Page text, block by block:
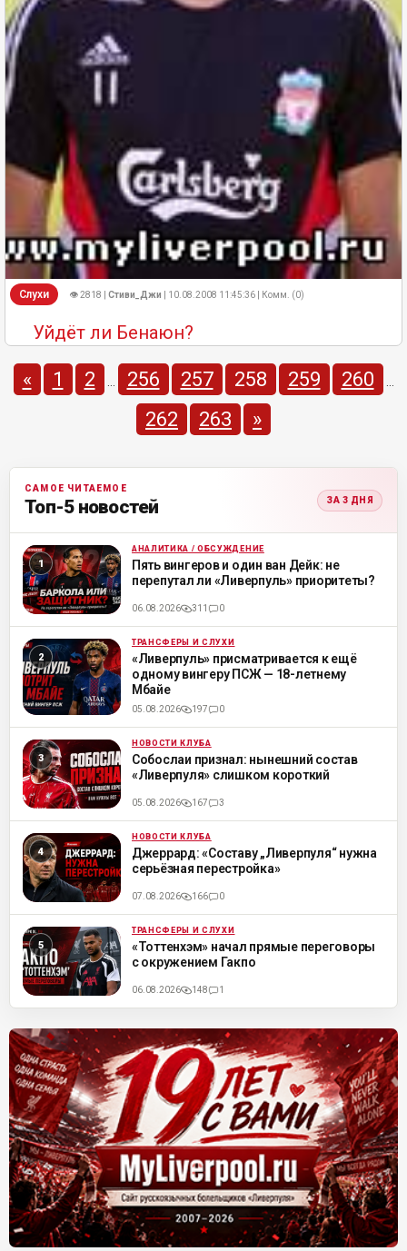
Слухи 👁 2818 | Стиви_Джи | 10.08.2008 11:45:36 | Комм. (0)
Уйдёт ли Бенаюн?
« 1 2 256 257 258 259 260
262 263 »
САМОЕ ЧИТАЕМОЕ
Топ-5 новостей ЗА 3 ДНЯ
ML АНАЛИТИКА / ОБСУЖДЕНИЕ
Пять вингеров и один ван Дейк: не
перепутал ли «Ливерпуль» приоритеты?
06.08.2026 311 0
ML ТРАНСФЕРЫ И СЛУХИ
«Ливерпуль» присматривается к ещё
одному вингеру ПСЖ — 18-летнему
Мбайе
05.08.2026 197 0
ML НОВОСТИ КЛУБА
Собослаи признал: нынешний состав
«Ливерпуля» слишком короткий
05.08.2026 167 3
ML НОВОСТИ КЛУБА
Джеррард: «Составу „Ливерпуля“ нужна
серьёзная перестройка»
07.08.2026 166 0
ML ТРАНСФЕРЫ И СЛУХИ
«Тоттенхэм» начал прямые переговоры
с окружением Гакпо
06.08.2026 148 1